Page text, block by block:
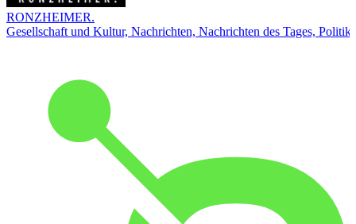
RONZHEIMER.
Gesellschaft und Kultur, Nachrichten, Nachrichten des Tages, Politik